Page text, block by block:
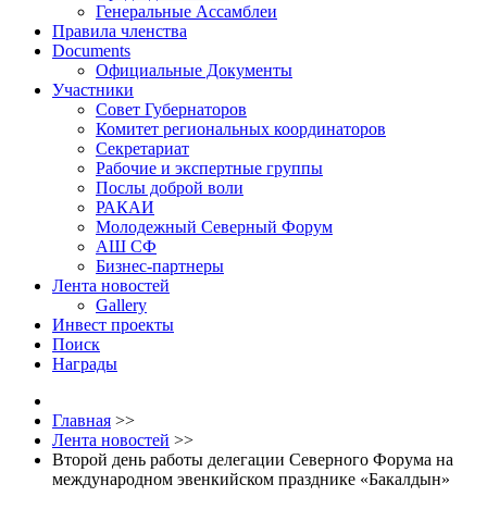
Генеральные Ассамблеи
Правила членства
Documents
Официальные Документы
Участники
Совет Губернаторов
Комитет региональных координаторов
Секретариат
Рабочие и экспертные группы
Послы доброй воли
РАКАИ
Молодежный Северный Форум
АШ СФ
Бизнес-партнеры
Лента новостей
Gallery
Инвест проекты
Поиск
Награды
Главная >>
Лента новостей >>
Второй день работы делегации Северного Форума на
международном эвенкийском празднике «Бакалдын»